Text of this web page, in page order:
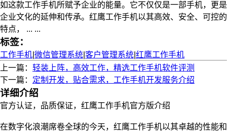
如这款工作手机所赋予企业的能量。它不仅仅是一部手机，更是
企业文化的延伸和传承。红鹰工作手机以其高效、安全、可控的
特点， ... ...
标签：
工作手机 微信管理系统 客户管理系统 红鹰工作手机
上一篇： 轻装上阵，高效工作，精选工作手机软件评测
下一篇： 定制开发，贴合需求，工作手机开发服务介绍
详细介绍
官方认证，品质保证，红鹰工作手机官方版介绍
在数字化浪潮席卷全球的今天，红鹰工作手机以其卓越的性能和